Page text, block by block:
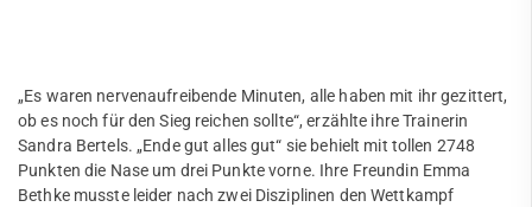
„Es waren nervenaufreibende Minuten, alle haben mit ihr gezittert,
ob es noch für den Sieg reichen sollte“, erzählte ihre Trainerin
Sandra Bertels. „Ende gut alles gut“ sie behielt mit tollen 2748
Punkten die Nase um drei Punkte vorne. Ihre Freundin Emma
Bethke musste leider nach zwei Disziplinen den Wettkampf
Facebook
DJMM Qualifikationssportfest
Service
Mitglied werden
Jobs
FAQ